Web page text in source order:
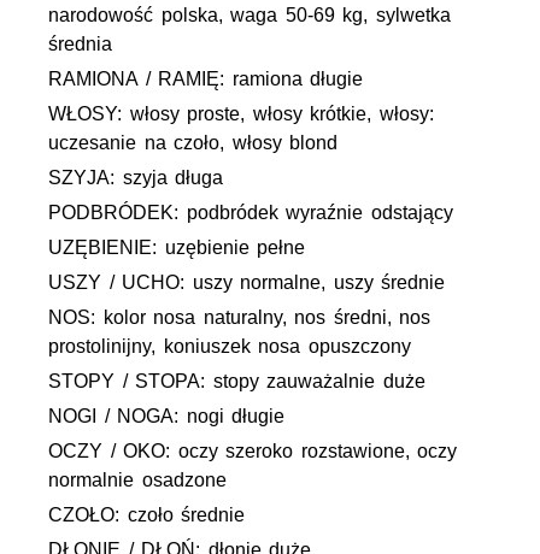
narodowość polska, waga 50-69 kg, sylwetka
średnia
RAMIONA / RAMIĘ: ramiona długie
WŁOSY: włosy proste, włosy krótkie, włosy:
uczesanie na czoło, włosy blond
SZYJA: szyja długa
PODBRÓDEK: podbródek wyraźnie odstający
UZĘBIENIE: uzębienie pełne
USZY / UCHO: uszy normalne, uszy średnie
NOS: kolor nosa naturalny, nos średni, nos
prostolinijny, koniuszek nosa opuszczony
STOPY / STOPA: stopy zauważalnie duże
NOGI / NOGA: nogi długie
OCZY / OKO: oczy szeroko rozstawione, oczy
normalnie osadzone
CZOŁO: czoło średnie
DŁONIE / DŁOŃ: dłonie duże